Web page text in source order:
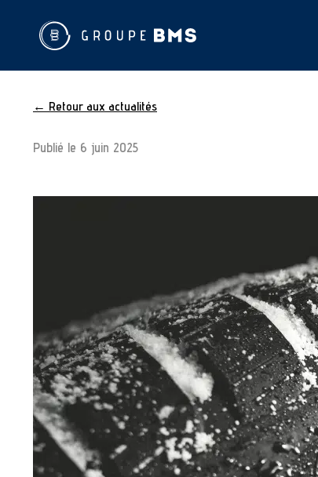
← Retour aux actualités
Publié le 6 juin 2025